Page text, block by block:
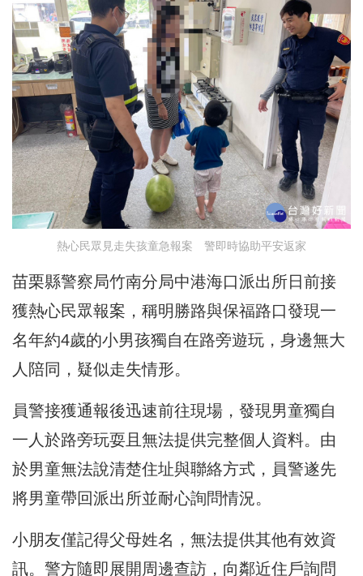
熱心民眾見走失孩童急報案 警即時協助平安返家
苗栗縣警察局竹南分局中港海口派出所日前接
獲熱心民眾報案，稱明勝路與保福路口發現一
名年約4歲的小男孩獨自在路旁遊玩，身邊無大
人陪同，疑似走失情形。
員警接獲通報後迅速前往現場，發現男童獨自
一人於路旁玩耍且無法提供完整個人資料。由
於男童無法說清楚住址與聯絡方式，員警遂先
將男童帶回派出所並耐心詢問情況。
小朋友僅記得父母姓名，無法提供其他有效資
訊。警方隨即展開周邊查訪，向鄰近住戶詢問